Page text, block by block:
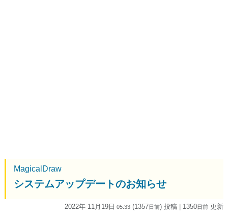
MagicalDraw
システムアップデートのお知らせ
2022年 11月19日 05:33 (1357日前) 投稿 | 1350日前 更新